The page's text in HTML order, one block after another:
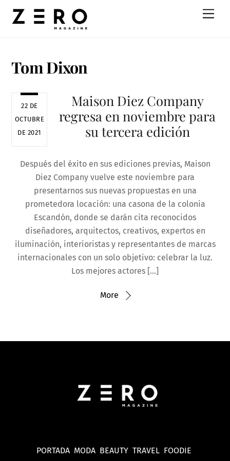
Tom Dixon
22 DE
OCTUBRE
DE 2021
Maison Diez Company
regresa en noviembre para
su tercera edición
Después del éxito en sus ediciones previas, Maison
Diez Company vuelve este noviembre para
presentarnos sus nuevas propuestas en una
prometedora locación: una casona de la colonia
Escandón, donde se darán cita reconocidos
diseñadores, arquitectos, creativos, expertos en
iluminación, interioristas y representantes de marcas
internacionales con un solo objetivo: celebrar la luz.
Los mejores actores […]
More
PORTADA MODA BEAUTY TRAVEL FOODIE